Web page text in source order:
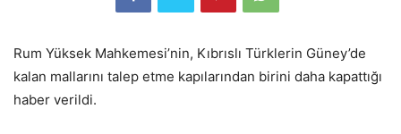
Rum Yüksek Mahkemesi’nin, Kıbrıslı Türklerin Güney’de
kalan mallarını talep etme kapılarından birini daha kapattığı
haber verildi.